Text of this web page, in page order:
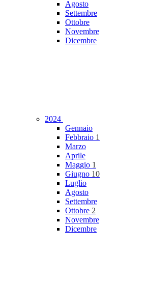
Agosto
Settembre
Ottobre
Novembre
Dicembre
2024
Gennaio
Febbraio 1
Marzo
Aprile
Maggio 1
Giugno 10
Luglio
Agosto
Settembre
Ottobre 2
Novembre
Dicembre